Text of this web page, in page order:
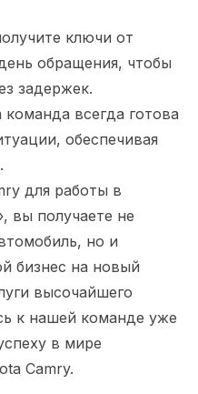
ключи от
обращения, чтобы
задержек.
команда всегда готова
обеспечивая
для работы в
вы получаете не
но и
бизнес на новый
высочайшего
к нашей команде уже
в мире
Camry.